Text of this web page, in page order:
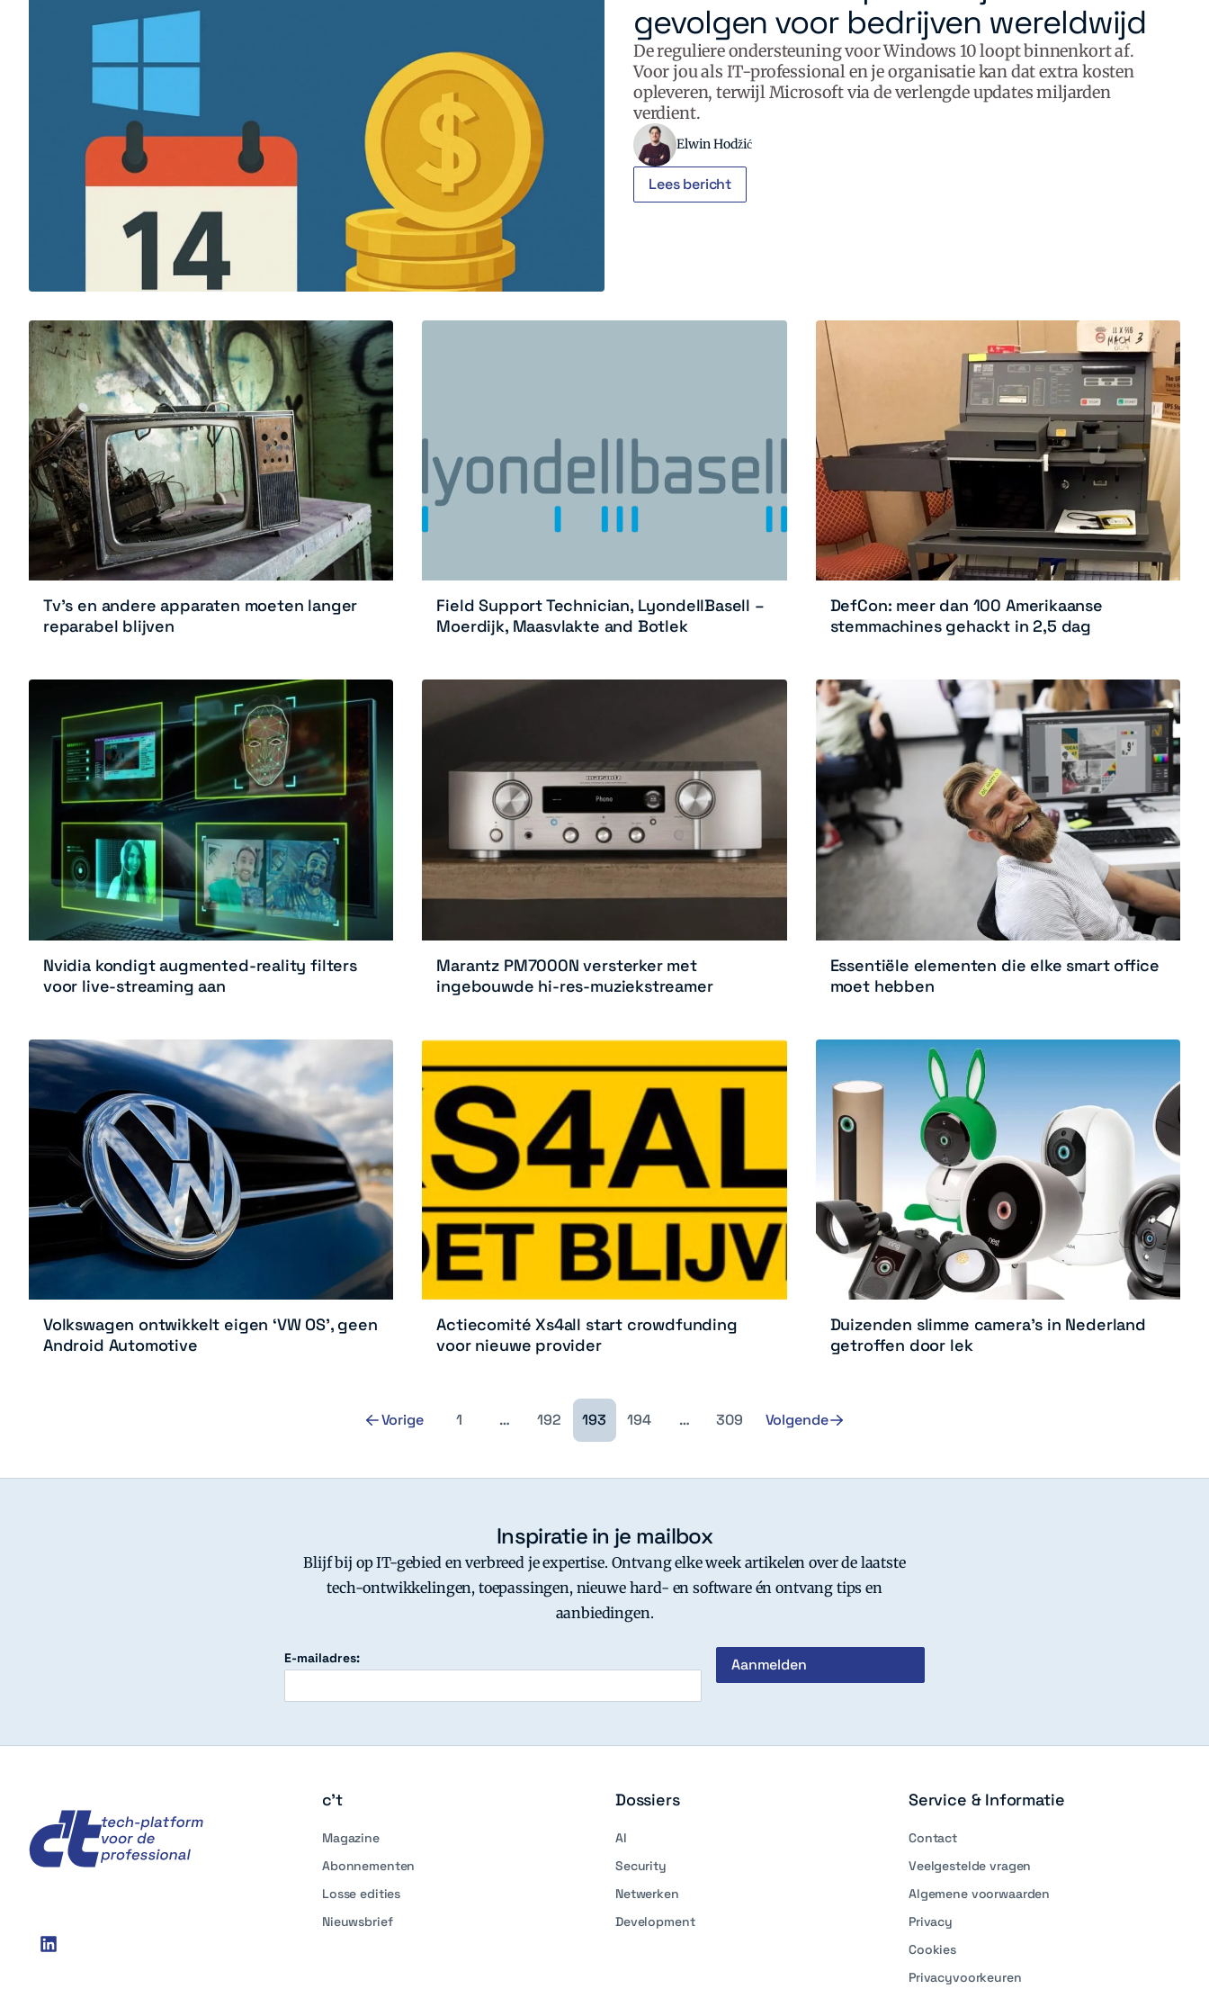
gevolgen voor bedrijven wereldwijd
De reguliere ondersteuning voor Windows 10 loopt binnenkort af.
Voor jou als IT-professional en je organisatie kan dat extra kosten
opleveren, terwijl Microsoft via de verlengde updates miljarden
verdient.
Elwin Hodžić
Lees bericht
Tv’s en andere apparaten moeten langer
reparabel blijven
Field Support Technician, LyondellBasell –
Moerdijk, Maasvlakte and Botlek
DefCon: meer dan 100 Amerikaanse
stemmachines gehackt in 2,5 dag
Nvidia kondigt augmented-reality filters
voor live-streaming aan
Marantz PM7000N versterker met
ingebouwde hi-res-muziekstreamer
Essentiële elementen die elke smart office
moet hebben
Volkswagen ontwikkelt eigen ‘VW OS’, geen
Android Automotive
Actiecomité Xs4all start crowdfunding
voor nieuwe provider
Duizenden slimme camera’s in Nederland
getroffen door lek
Vorige 1 … 192 193 194 … 309 Volgende
Inspiratie in je mailbox
Blijf bij op IT-gebied en verbreed je expertise. Ontvang elke week artikelen over de laatste
tech-ontwikkelingen, toepassingen, nieuwe hard- en software én ontvang tips en
aanbiedingen.
E-mailadres:
Social
linkedin
c't
Magazine
Abonnementen
Losse edities
Nieuwsbrief
Dossiers
AI
Security
Netwerken
Development
Service & Informatie
Contact
Veelgestelde vragen
Algemene voorwaarden
Privacy
Cookies
Privacyvoorkeuren